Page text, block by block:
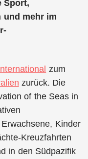
Sport,
und mehr im
zum
zurück. Die
of the Seas in
Kinder
Kreuzfahrten
in den Südpazifik